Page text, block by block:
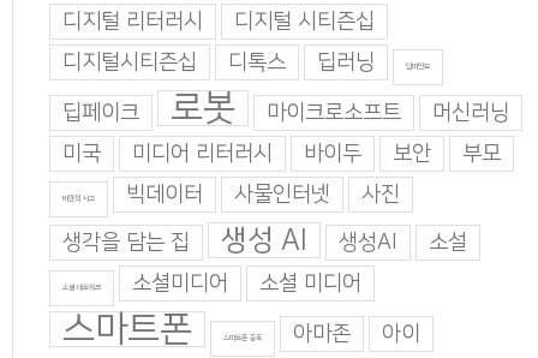
디지털 리터러시
디지털 시티즌십
디지털시티즌십
디톡스 딥러닝 딥마인드
딥페이크 로봇 마이크로소프트
머신러닝
미국
미디어 리터러시 바이두 보안 부모
비판적 사고 빅데이터 사물인터넷
사진
생각을 담는 집
생성 AI 생성AI 소설
소셜 네트워크 소셜미디어 소셜 미디어
스마트폰 스마트폰 중독 아마존
아이